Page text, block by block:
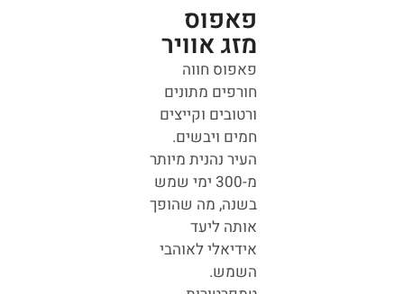
פאפוס
מזג אוויר
פאפוס חווה
חורפים מתונים
ורטובים וקייצים
חמים ויבשים.
העיר נהנית מיותר
מ-300 ימי שמש
בשנה, מה שהופך
אותה ליעד
אידיאלי לאוהבי
השמש.